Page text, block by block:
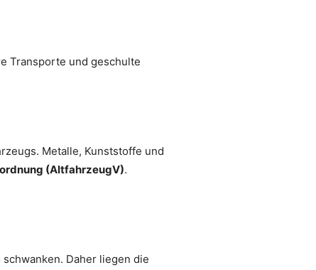
Transporte und geschulte
Metalle, Kunststoffe und
(AltfahrzeugV).
Daher liegen die